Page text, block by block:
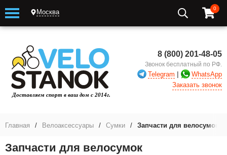
Москва 0
8 (800) 201-48-05
Звонок бесплатный по РФ.
Telegram |
WhatsApp
Заказать звонок
Главная / Велоаксессуары / Сумки / Запчасти для велосумок
Запчасти для велосумок